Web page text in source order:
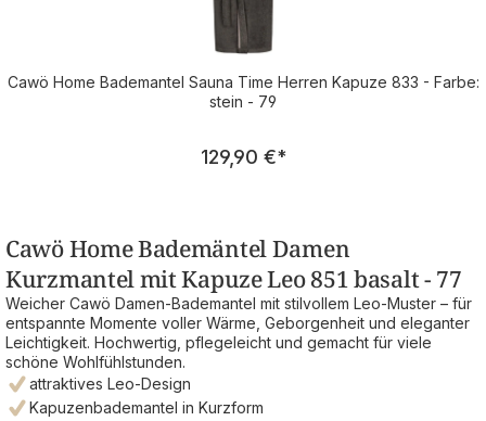
Cawö Home Bademantel Sauna Time Herren Kapuze 833 - Farbe:
stein - 79
Regulärer Preis:
129,90 €*
Cawö Home Bademäntel Damen
Kurzmantel mit Kapuze Leo 851 basalt - 77
Weicher Cawö Damen-Bademantel mit stilvollem Leo-Muster – für
entspannte Momente voller Wärme, Geborgenheit und eleganter
Leichtigkeit. Hochwertig, pflegeleicht und gemacht für viele
schöne Wohlfühlstunden.
attraktives Leo-Design
Kapuzenbademantel in Kurzform